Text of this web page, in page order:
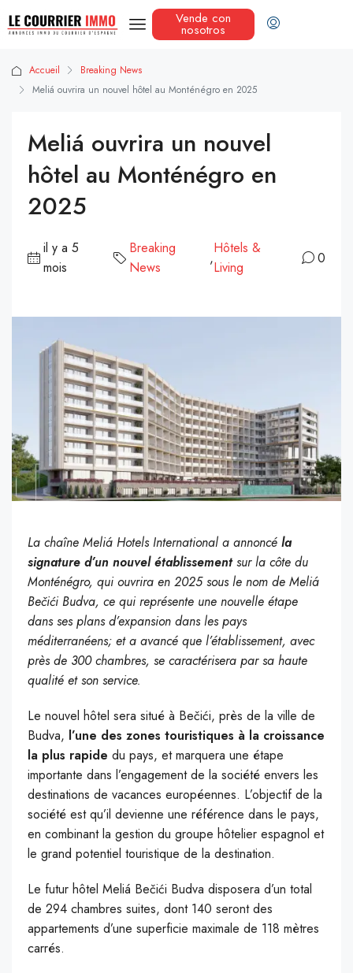
Vende con
nosotros
Accueil
Breaking News
Meliá ouvrira un nouvel hôtel au Monténégro en 2025
Meliá ouvrira un nouvel
hôtel au Monténégro en
2025
il y a 5
mois
Breaking
News
,
Hôtels &
Living
0
La chaîne Meliá Hotels International a annoncé la
signature d’un nouvel établissementsur la côte du
Monténégro, qui ouvrira en 2025 sous le nom de Meliá
Bečići Budva, ce qui représente une nouvelle étape
dans ses plans d’expansion dans les pays
méditerranéens; et a avancé que l’établissement, avec
près de 300 chambres, se caractérisera par sa haute
qualité et son service.
Le nouvel hôtel sera situé à Bečići, près de la ville de
Budva, l’une des zones touristiques à la croissance
la plus rapide du pays, et marquera une étape
importante dans l’engagement de la société envers les
destinations de vacances européennes. L’objectif de la
société est qu’il devienne une référence dans le pays,
en combinant la gestion du groupe hôtelier espagnol et
le grand potentiel touristique de la destination.
Le futur hôtel Meliá Bečići Budva disposera d’un total
de 294 chambres suites, dont 140 seront des
appartements d’une superficie maximale de 118 mètres
carrés.